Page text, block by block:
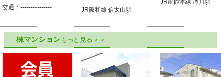
交通：----------------
JR阪和線 信太山駅
JR函館本線 滝川駅
一棟マンションもっと見る＞＞